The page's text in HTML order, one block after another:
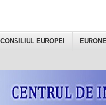
CONSILIUL EUROPEI